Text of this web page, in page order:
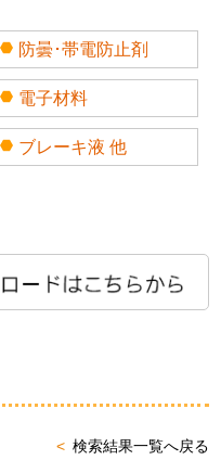
防曇･帯電防止剤
電子材料
ブレーキ液 他
検索結果一覧へ戻る